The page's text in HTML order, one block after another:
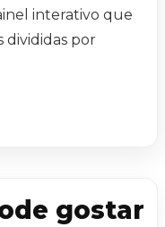
interativo que
divididas por
gostar